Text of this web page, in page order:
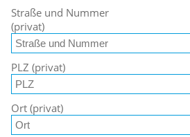
Straße und Nummer
(privat)
PLZ (privat)
Ort (privat)